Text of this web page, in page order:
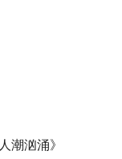
潮汹涌》